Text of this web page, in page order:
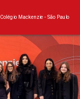
Colégio Mackenzie - São Paulo